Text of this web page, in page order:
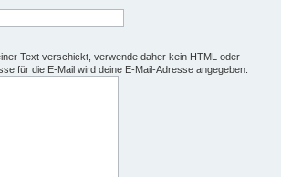
Text verschickt, verwende daher kein HTML oder
für die E-Mail wird deine E-Mail-Adresse angegeben.